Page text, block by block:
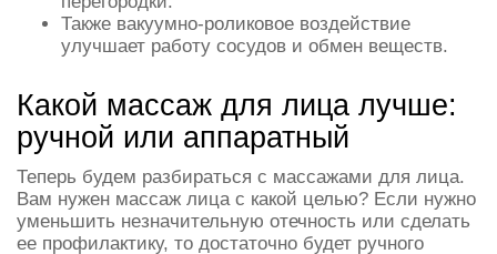
Также вакуумно-роликовое воздействие
улучшает работу сосудов и обмен веществ.
Какой массаж для лица лучше:
ручной или аппаратный
Теперь будем разбираться с массажами для лица.
Вам нужен массаж лица с какой целью? Если нужно
уменьшить незначительную отечность или сделать
ее профилактику, то достаточно будет ручного